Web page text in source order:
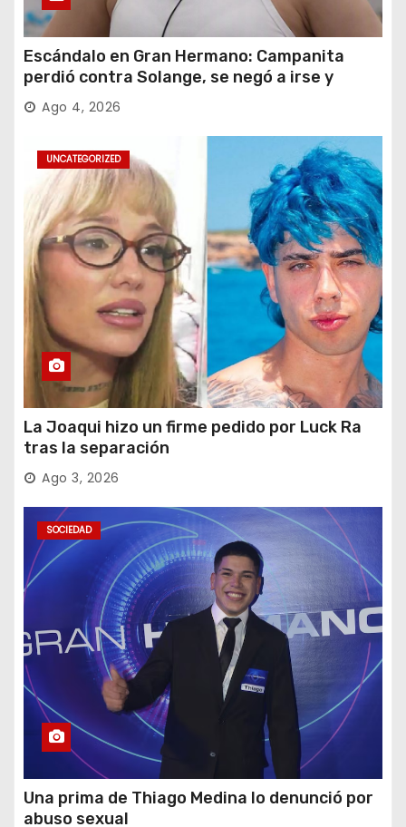
Escándalo en Gran Hermano: Campanita
perdió contra Solange, se negó a irse y
desafió al Big
Ago 4, 2026
UNCATEGORIZED
La Joaqui hizo un firme pedido por Luck Ra
tras la separación
Ago 3, 2026
SOCIEDAD
Una prima de Thiago Medina lo denunció por
abuso sexual